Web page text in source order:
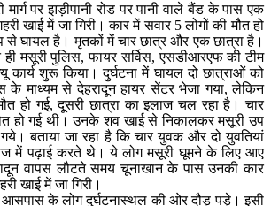
मार्ग पर झड़ीपानी रोड पर पानी वाले बैंड के पास एक
खाई में जा गिरी। कार में सवार 5 लोगों की मौत हो
से घायल है। मृतकों में चार छात्र और एक छात्रा है।
ही मसूरी पुलिस, फायर सर्विस, एसडीआरएफ की टीम
कार्य शुरू किया। दुर्घटना में घायल दो छात्राओं को
माध्यम से देहरादून हायर सेंटर भेजा गया, लेकिन
हो गई, दूसरी छात्रा का इलाज चल रहा है। चार
हो गई थी। उनके शव खाई से निकालकर मसूरी उप
बताया जा रहा है कि चार युवक और दो युवतियां
में पढ़ाई करते थे। ये लोग मसूरी घूमने के लिए आए
वापस लौटते समय चूनाखान के पास उनकी कार
खाई में जा गिरी।
के लोग दुर्घटनास्थल की ओर दौड़ पड़े। इसी